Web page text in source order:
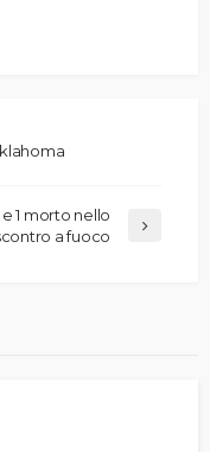
1 morto nello
a fuoco